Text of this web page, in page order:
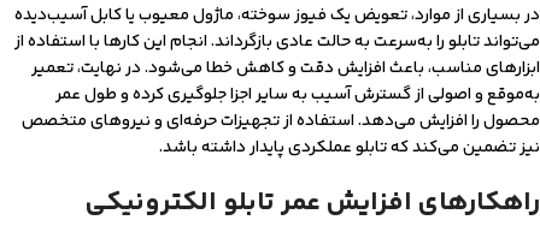
در بسیاری از موارد، تعویض یک فیوز سوخته، ماژول معیوب یا کابل آسیب‌دیده
می‌تواند تابلو را به‌سرعت به حالت عادی بازگرداند. انجام این کارها با استفاده از
ابزارهای مناسب، باعث افزایش دقت و کاهش خطا می‌شود. در نهایت، تعمیر
به‌موقع و اصولی از گسترش آسیب به سایر اجزا جلوگیری کرده و طول عمر
محصول را افزایش می‌دهد. استفاده از تجهیزات حرفه‌ای و نیروهای متخصص
نیز تضمین می‌کند که تابلو عملکردی پایدار داشته باشد.
راهکارهای افزایش عمر تابلو الکترونیکی